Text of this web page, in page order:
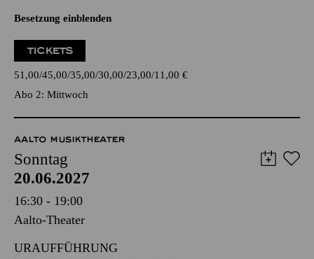
Besetzung einblenden
TICKETS
51,00 45,00 35,00 30,00 23,00 11,00 €
Abo 2: Mittwoch
AALTO MUSIKTHEATER
Sonntag
20.06.2027
16:30 - 19:00
Aalto-Theater
URAUFFÜHRUNG